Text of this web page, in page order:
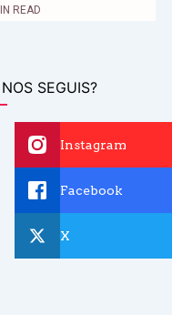
READ
SEGUIS?
Instagram
Facebook
X